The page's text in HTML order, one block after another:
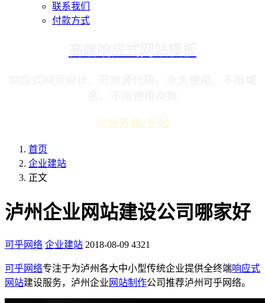
联系我们
付款方式
云服务器2折起
首页
企业建站
正文
泸州企业网站建设公司哪家好
可乎网络 企业建站 2018-08-09 4321
可乎网络专注于为泸州各大中小型传统企业提供全终端响应式
网站建设服务，泸州企业 网站制作公司推荐泸州可乎网络。